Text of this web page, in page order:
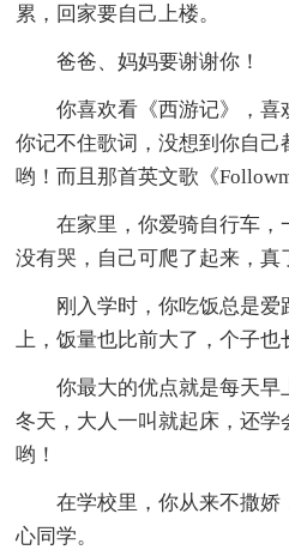
累，回家要自己上楼。
爸爸、妈妈要谢谢你！
你喜欢看《西游记》，
你记不住歌词，没想到你自
哟！而且那首英文歌《
在家里，你爱骑自行车
没有哭，自己可爬了起来，真
刚入学时，你吃饭总是
上，饭量也比前大了，个子也
你最大的优点就是每天
冬天，大人一叫就起床，还学
哟！
在学校里，你从来不撒
心同学。